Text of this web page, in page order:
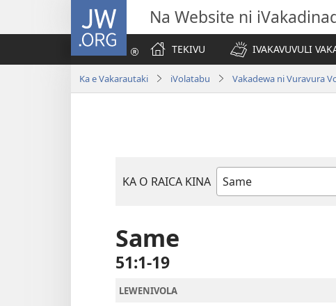
JW.ORG Na Website ni
TEKIVU
IVAKAVUVULI
Ka e Vakarautaki iVolatabu Vakadewa ni Vuravura
KA O RAICA KINA
iVola
Same
51:1-19
LEWENIVOLA